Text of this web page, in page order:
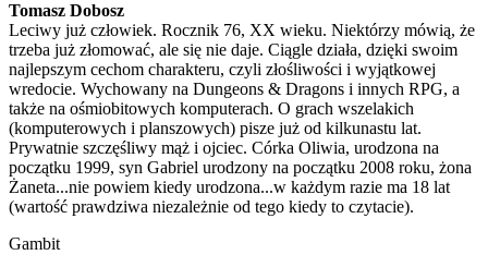
Tomasz Dobosz
Leciwy już człowiek. Rocznik 76, XX wieku. Niektórzy mówią, że
trzeba już złomować, ale się nie daje. Ciągle działa, dzięki swoim
najlepszym cechom charakteru, czyli złośliwości i wyjątkowej
wredocie. Wychowany na Dungeons & Dragons i innych RPG, a
także na ośmiobitowych komputerach. O grach wszelakich
(komputerowych i planszowych) pisze już od kilkunastu lat.
Prywatnie szczęśliwy mąż i ojciec. Córka Oliwia, urodzona na
początku 1999, syn Gabriel urodzony na początku 2008 roku, żona
Żaneta...nie powiem kiedy urodzona...w każdym razie ma 18 lat
(wartość prawdziwa niezależnie od tego kiedy to czytacie).
Gambit